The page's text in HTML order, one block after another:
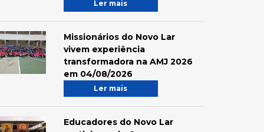
Ler mais
Missionários do Novo Lar
vivem experiência
transformadora na AMJ 2026
em 04/08/2026
Ler mais
Educadores do Novo Lar